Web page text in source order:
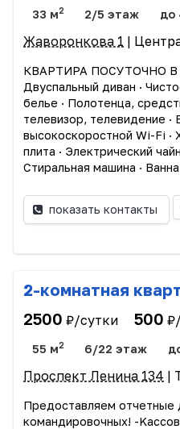
33 м2 2/5 этаж до
Жаворонкова 1 |
КВАРТИРА ПОСУТОЧНО В
Двуспальный диван ·
белье · Полотенца,
телевизор, телевидение ·
высокоскоростной Wi-Fi ·
плита · Электрический
Стиральная машина ·
показать контакты
2-комнатная
2500 ₽/сутки 500
55 м2 6/22 этаж
Проспект Ленина 134 |
Прeдоcтавляем oтчетныe
командиpoвoчныx! -